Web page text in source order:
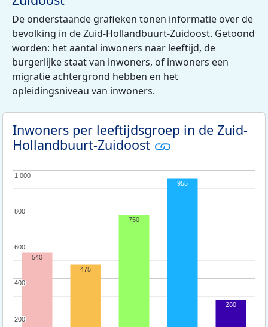
De onderstaande grafieken tonen informatie over de
bevolking in de Zuid-Hollandbuurt-Zuidoost. Getoond
worden: het aantal inwoners naar leeftijd, de
burgerlijke staat van inwoners, of inwoners een
migratie achtergrond hebben en het
opleidingsniveau van inwoners.
Inwoners per leeftijdsgroep in de Zuid-
Hollandbuurt-Zuidoost
200
200
400
400
600
600
800
800
1.000
1.000
540
475
750
955
280